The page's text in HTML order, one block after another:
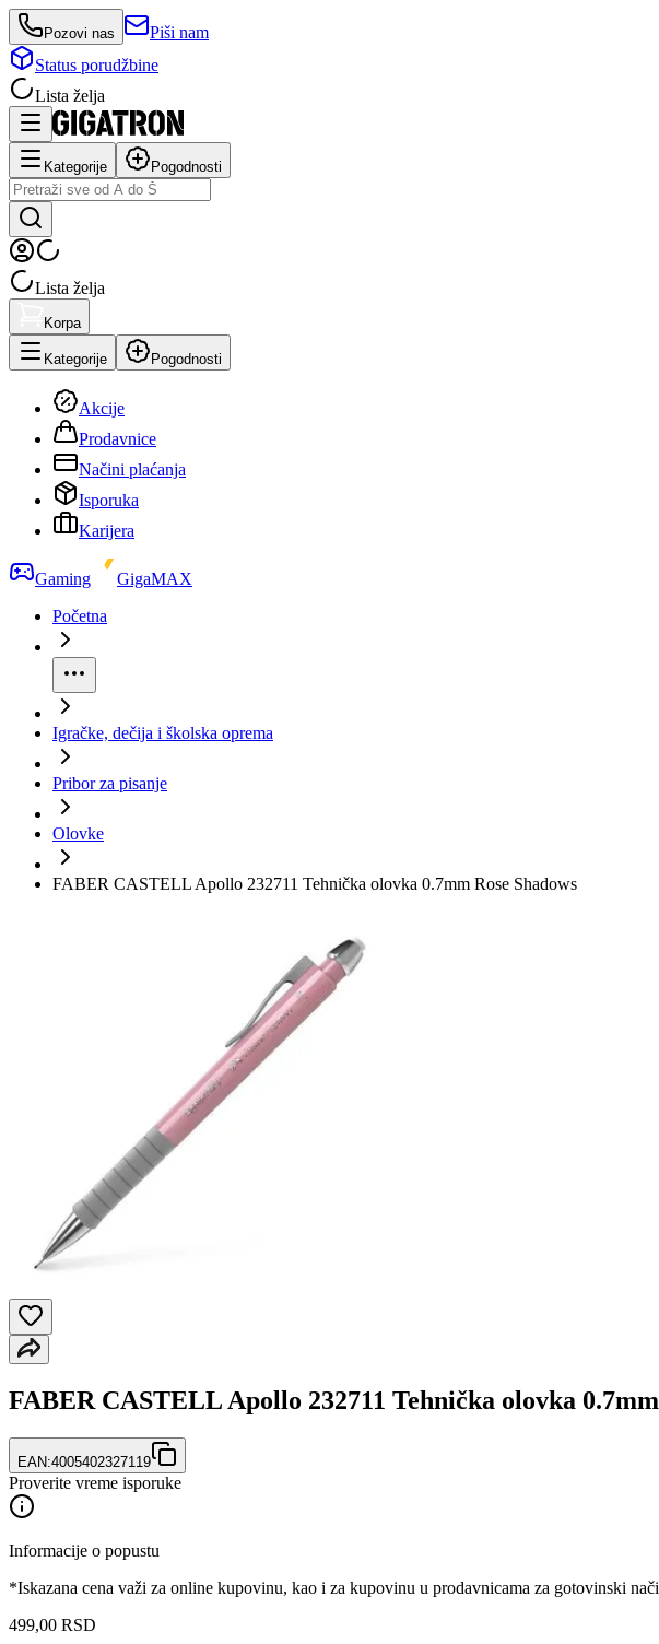
Pozovi nas
Piši nam
Status porudžbine
Lista želja
Kategorije Pogodnosti
Lista želja
Korpa
Kategorije Pogodnosti
Akcije
Prodavnice
Načini plaćanja
Isporuka
Karijera
Gaming
GigaMAX
Početna
Igračke, dečija i školska oprema
Pribor za pisanje
Olovke
FABER CASTELL Apollo 232711 Tehnička olovka 0.7mm Rose Shadows
FABER CASTELL Apollo 232711 Tehnička olovka 0.7mm
EAN:4005402327119
Proverite vreme isporuke
Informacije o popustu
*Iskazana cena važi za online kupovinu, kao i za kupovinu u prodavnicama za gotovinski
499,00 RSD